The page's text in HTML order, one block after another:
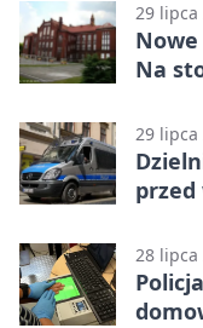
29 lipca
Na
29 lipca
28 lipca